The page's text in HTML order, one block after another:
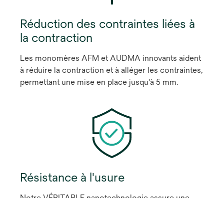
Réduction des contraintes liées à
la contraction
Les monomères AFM et AUDMA innovants aident
à réduire la contraction et à alléger les contraintes,
permettant une mise en place jusqu'à 5 mm.
Résistance à l'usure